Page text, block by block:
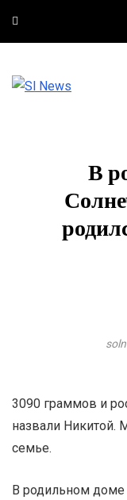
В
3090 граммов и
назвали
семье.
В родильном доме